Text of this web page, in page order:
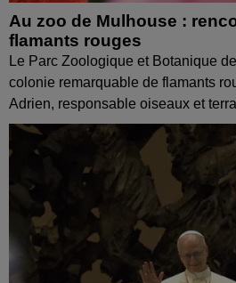
Au zoo de Mulhouse :
flamants rouges
Le Parc Zoologique et Botanique
colonie remarquable de flamants
Adrien, responsable oiseaux et